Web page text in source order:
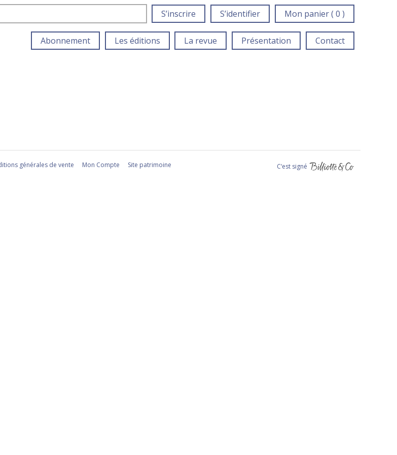
S’inscrire S’identifier Mon panier ( 0 )
Abonnement Les éditions La revue Présentation Contact
générales de vente Mon Compte Site patrimoine C‘est signé